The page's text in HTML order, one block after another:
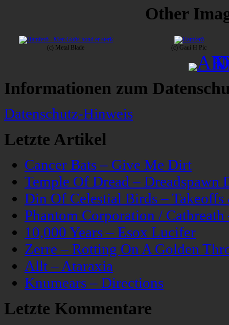
Other
(c) Metal Blade (c) Gaui H Pic
Informationen zum
Datenschutz-Hinweis
Letzte Artikel
Cancer Bats – Give Me Dirt
Temple Of Dread – Dreadspawn
Din Of Celestial Birds –
Phantom Corporation /
10,000 Years – Esox Lucifer
Zerre – Rotting On A Golden
Allt – Ataraxia
Knumears – Directions
Letzte Kommentare